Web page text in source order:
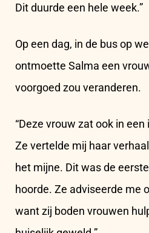
Dit duurde een hele week.”
Op een dag, in de bus op
ontmoette Salma een
voorgoed zou veranderen.
“Deze vrouw zat ook in
Ze vertelde mij haar
het mijne. Dit was de
hoorde. Ze adviseerde me
want zij boden vrouwen